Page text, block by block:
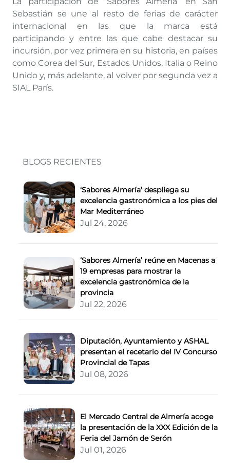
Sebastián se une al resto de ferias de carácter
internacional en las que la marca está
participando y entre las que cabe destacar su
incursión, por vez primera en su historia, en países
como Corea del Sur, Estados Unidos, Italia o Reino
Unido y, más adelante, al volver por segunda vez a
SIAL París.
BLOGS RECIENTES
‘Sabores Almería’ despliega su
excelencia gastronómica a los pies del
Mar Mediterráneo
Jul 24, 2026
‘Sabores Almería’ reúne en Macenas a
19 empresas para mostrar la
excelencia gastronómica de la
provincia
Jul 22, 2026
Diputación, Ayuntamiento y ASHAL
presentan el recetario del IV Concurso
Provincial de Tapas
Jul 08, 2026
El Mercado Central de Almería acoge
la presentación de la XXX Edición de la
Feria del Jamón de Serón
Jul 01, 2026